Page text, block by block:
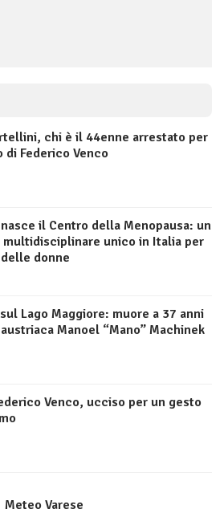
chi è il 44enne arrestato per
di Federico Venco
nasce il Centro della Menopausa: un
multidisciplinare unico in Italia per
donne
Lago Maggiore: muore a 37 anni
Manoel “Mano” Machinek
Venco, ucciso per un gesto
Meteo Varese